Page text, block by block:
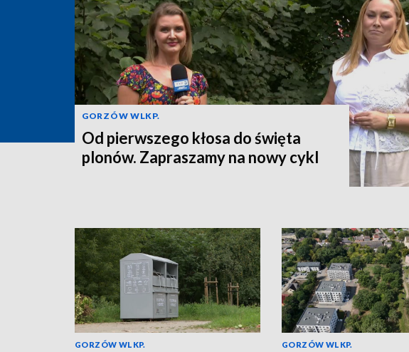
GORZÓW WLKP.
Od pierwszego kłosa do święta
plonów. Zapraszamy na nowy cykl
GORZÓW WLKP. GORZÓW WLKP.